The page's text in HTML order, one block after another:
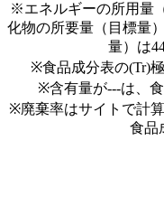
※エネルギーの所用量
化物の所要量（目標量
量）は
※食品成分表の(Tr)
※含有量が---は、
※廃棄率はサイトで計
食品